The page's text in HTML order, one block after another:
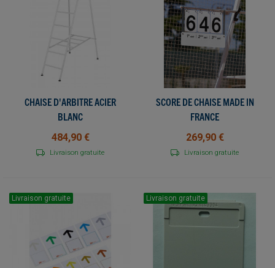
CHAISE D'ARBITRE ACIER
BLANC
484,90 €
Livraison gratuite
SCORE DE CHAISE MADE IN
FRANCE
269,90 €
Livraison gratuite
Livraison gratuite Livraison gratuite